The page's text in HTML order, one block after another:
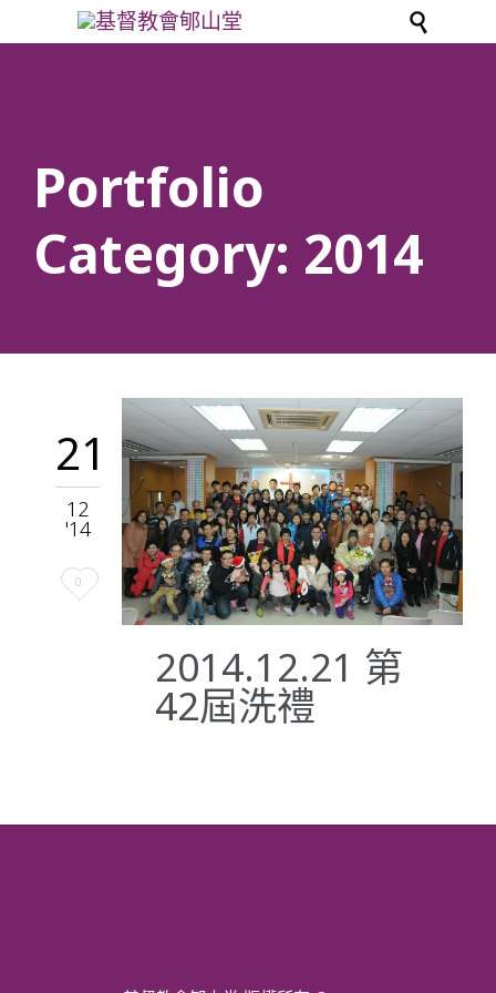

Portfolio
Category: 2014
21
12
'14
Love
0
2014.12.21 第
42屆洗禮